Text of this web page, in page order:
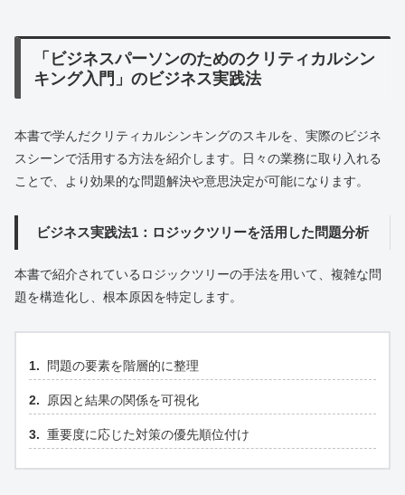
「ビジネスパーソンのためのクリティカルシン
キング入門」のビジネス実践法
本書で学んだクリティカルシンキングのスキルを、実際のビジネ
スシーンで活用する方法を紹介します。日々の業務に取り入れる
ことで、より効果的な問題解決や意思決定が可能になります。
ビジネス実践法1：ロジックツリーを活用した問題分析
本書で紹介されているロジックツリーの手法を用いて、複雑な問
題を構造化し、根本原因を特定します。
問題の要素を階層的に整理
原因と結果の関係を可視化
重要度に応じた対策の優先順位付け